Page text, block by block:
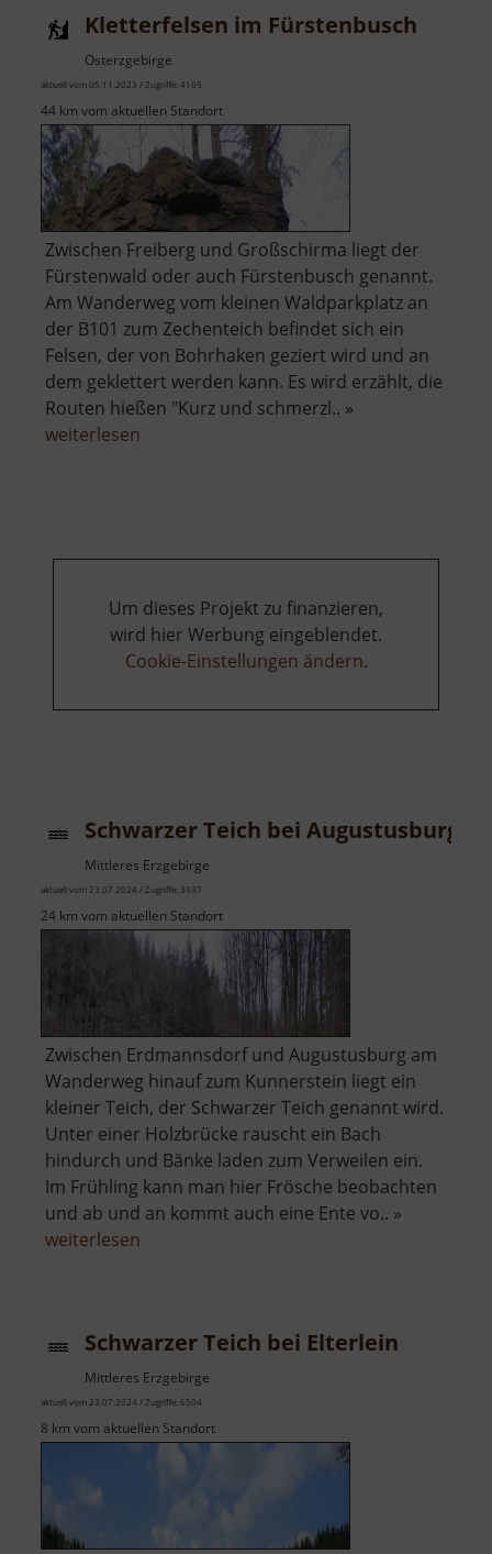
Kletterfelsen im Fürstenbusch
Osterzgebirge
aktuell vom 05.11.2023 / Zugriffe: 4165
44 km vom aktuellen Standort
Zwischen Freiberg und Großschirma liegt der
Fürstenwald oder auch Fürstenbusch genannt.
Am Wanderweg vom kleinen Waldparkplatz an
der B101 zum Zechenteich befindet sich ein
Felsen, der von Bohrhaken geziert wird und an
dem geklettert werden kann. Es wird erzählt, die
Routen hießen "Kurz und schmerzl.. »
weiterlesen
Um dieses Projekt zu finanzieren,
wird hier Werbung eingeblendet.
Cookie-Einstellungen ändern.
Schwarzer Teich bei Augustusburg
Mittleres Erzgebirge
aktuell vom 23.07.2024 / Zugriffe: 3937
24 km vom aktuellen Standort
Zwischen Erdmannsdorf und Augustusburg am
Wanderweg hinauf zum Kunnerstein liegt ein
kleiner Teich, der Schwarzer Teich genannt wird.
Unter einer Holzbrücke rauscht ein Bach
hindurch und Bänke laden zum Verweilen ein.
Im Frühling kann man hier Frösche beobachten
und ab und an kommt auch eine Ente vo.. »
weiterlesen
Augustusburg
Schwarzer Teich bei Elterlein
Mittleres Erzgebirge
aktuell vom 23.07.2024 / Zugriffe: 6504
8 km vom aktuellen Standort